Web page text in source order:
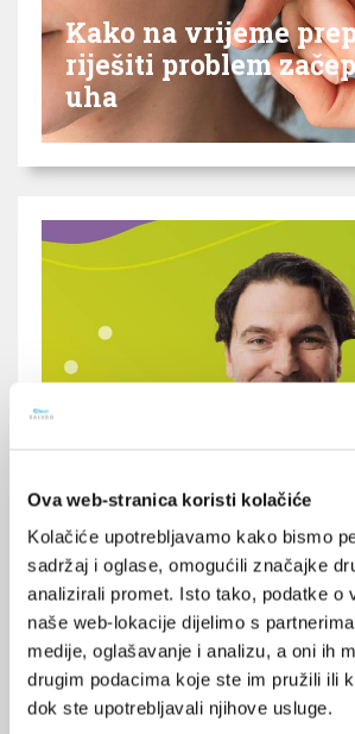
Ova web-stranica koristi kolačiće
Kolačiće upotrebljavamo kako bismo
sadržaj i oglase, omogućili značajke
analizirali promet. Isto tako, podatke o
naše web-lokacije dijelimo s
medije, oglašavanje i analizu, a oni ih
drugim podacima koje ste im pružili ili
dok ste upotrebljavali njihove usluge.
Kako na vrijeme
riješiti problem
uha
Kako odabrati
tretman za ožiljke:
stručnjaka